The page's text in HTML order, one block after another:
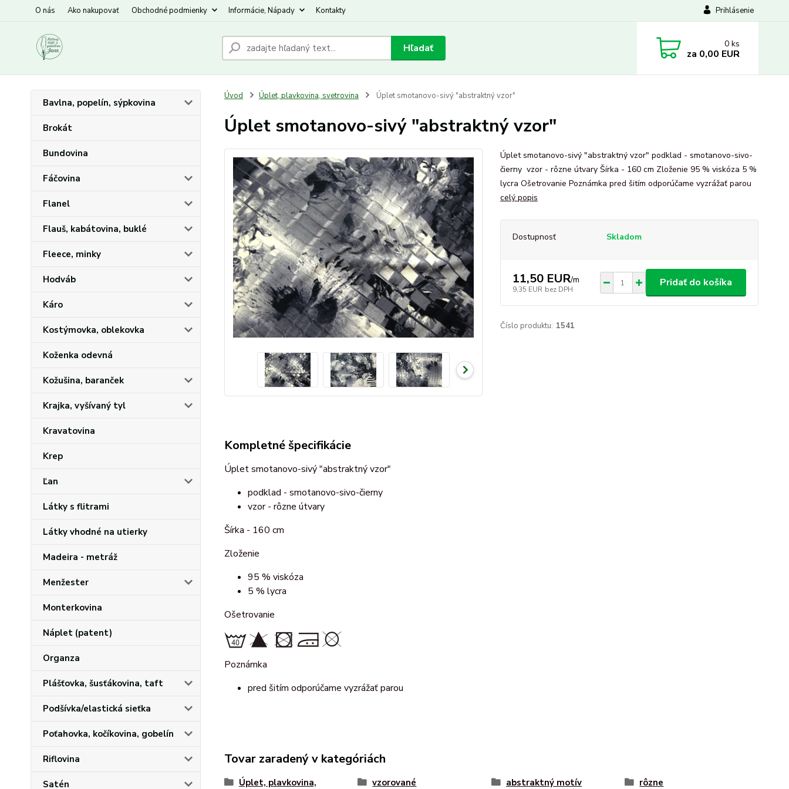
O nás Ako nakupovať Obchodné podmienky Informácie, Nápady Kontakty Prihlásenie
Hľadať 0 ks
za 0,00 EUR
Bavlna, popelín, sýpkovina
Brokát
Bundovina
Fáčovina
Flanel
Flauš, kabátovina, buklé
Fleece, minky
Hodváb
Káro
Kostýmovka, oblekovka
Koženka odevná
Kožušina, baranček
Krajka, vyšívaný tyl
Kravatovina
Krep
Ľan
Látky s flitrami
Látky vhodné na utierky
Madeira - metráž
Menžester
Monterkovina
Náplet (patent)
Organza
Plášťovka, šusťákovina, taft
Podšívka/elastická sieťka
Poťahovka, kočíkovina, gobelín
Riflovina
Satén
Úvod Úplet, plavkovina, svetrovina Úplet smotanovo-sivý "abstraktný vzor"
Úplet smotanovo-sivý "abstraktný vzor"
Úplet smotanovo-sivý "abstraktný vzor" podklad - smotanovo-sivo-
čierny vzor - rôzne útvary Šírka - 160 cm Zloženie 95 % viskóza 5 %
lycra Ošetrovanie Poznámka pred šitím odporúčame vyzrážať parou
celý popis
Dostupnosť Skladom
11,50 EUR/m
9,35 EUR bez DPH
Pridať do košíka
Číslo produktu: 1541
Kompletné špecifikácie
Úplet smotanovo-sivý "abstraktný vzor"
podklad - smotanovo-sivo-čierny
vzor - rôzne útvary
Šírka - 160 cm
Zloženie
95 % viskóza
5 % lycra
Ošetrovanie
Poznámka
pred šitím odporúčame vyzrážať parou
Tovar zaradený v kategóriách
Úplet, plavkovina,
vzorované abstraktný motív rôzne